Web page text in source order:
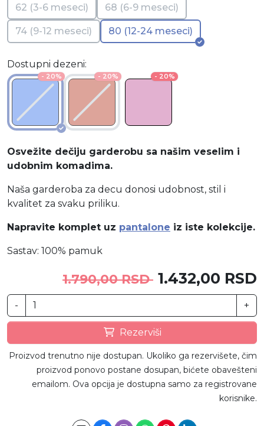
62 (3-6 meseci)
68 (6-9 meseci)
74 (9-12 meseci) 80 (12-24 meseci)
Dostupni dezeni:
- 20% - 20% - 20%
Osvežite dečiju garderobu sa našim veselim i
udobnim komadima.
Naša garderoba za decu donosi udobnost, stil i
kvalitet za svaku priliku.
Napravite komplet uz pantalone iz iste kolekcije.
Sastav: 100% pamuk
1.790,00 RSD 1.432,00 RSD
- +
Rezerviši
Proizvod trenutno nije dostupan. Ukoliko ga rezervišete, čim
proizvod ponovo postane dosupan, bićete obavešteni
emailom. Ova opcija je dostupna samo za registrovane
korisnike.